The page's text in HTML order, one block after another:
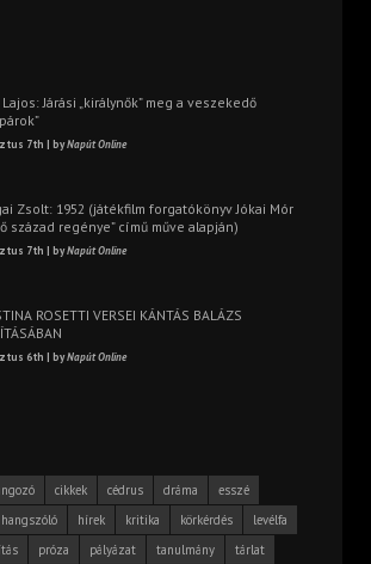
Járási „királynők” meg a veszekedő
7th | byNapút Online
Zsolt: 1952 (játékfilm forgatókönyv Jókai Mór
század regénye” című műve alapján)
7th | byNapút Online
ROSETTI VERSEI KÁNTÁS BALÁZS
6th | byNapút Online
cikkek cédrus dráma
esszé
hangszóló hírek kritika körkérdés
levélfa
próza pályázat tanulmány
tárlat